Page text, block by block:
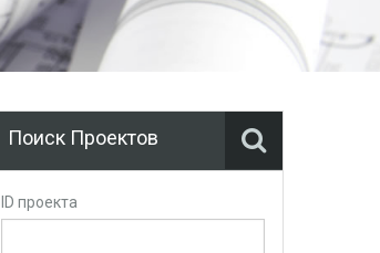
Поиск Проектов
ID проекта